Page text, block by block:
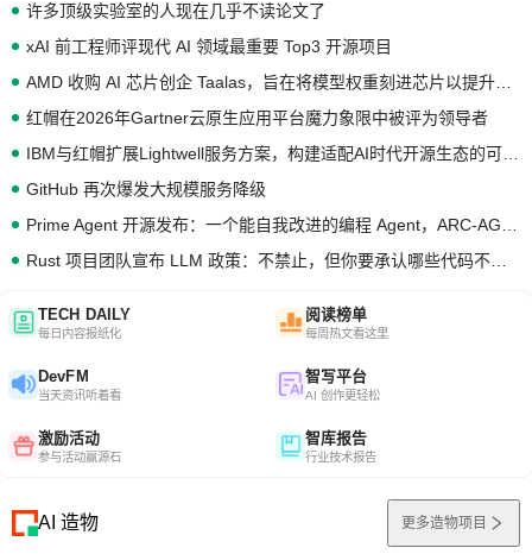
许多顶级实验室的人现在几乎不读论文了
xAI 前工程师评现代 AI 领域最重要 Top3 开源项目
红帽在2026年Gartner云原生应用平台魔力象限中被评为领导者
GitHub 再次爆发大规模服务降级
TECH DAILY
每日内容报纸化
阅读榜单
每周热文看这里
DevFM
当天资讯听着看
智写平台
AI 创作更轻松
激励活动
参与活动赢源石
智库报告
行业技术报告
AI 造物 更多造物项目